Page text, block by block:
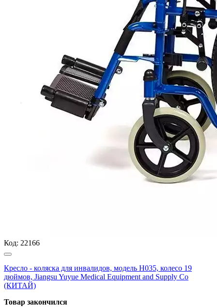
Код: 22166
Кресло - коляска для инвалидов, модель H035, колесо 19
дюймов, Jiangsu Yuyue Medical Equipment and Supply Co
(КИТАЙ)
Товар закончился